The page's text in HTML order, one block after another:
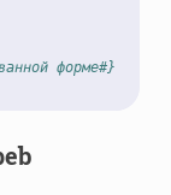
форме#}